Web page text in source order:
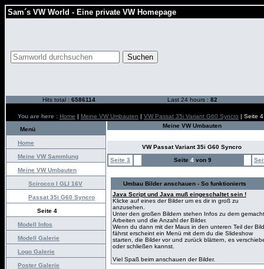
Sam´s VW World - Eine private VW Homepage
Hits total : 6586114 Last 24 hours : 82
You are here : Home | Meine VW Umbauten | VW Passat 35i Variant G60 Syncro | Seite 4
Menü
Home
Meine VW Sammlung
Meine VW Umbauten
Scirocco I GLI 16V
Passat 35i G60 Syncro
Seite 4
Modell Infos
Modell Galerie
Logo Galerie
Poster Galerie
Meine VW Umbauten
VW Passat Variant 35i G60 Syncro
Seite 3
Seite 4von 9
Umbau Bilder anschauen - So funktionierts
Java Script und Java muß eingeschaltet sein !
Klicke auf eines der Bilder um es dir in groß zu
anzusehen.
Unter den großen Bildern stehen Infos zu dem
Arbeiten und die Anzahl der Bilder.
Wenn du dann mit der Maus in den unteren Teil der
fährst erscheint ein Menü mit dem du die Slideshow
starten, die Bilder vor und zurück blättern, es
oder schließen kannst.
Viel Spaß beim anschauen der Bilder.